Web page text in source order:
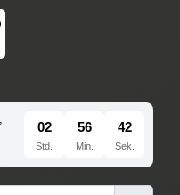
02
Std.
56
Min.
41
Sek.